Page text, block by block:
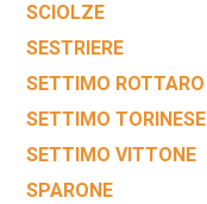
SCIOLZE
SESTRIERE
SETTIMO ROTTARO
SETTIMO TORINESE
SETTIMO VITTONE
SPARONE